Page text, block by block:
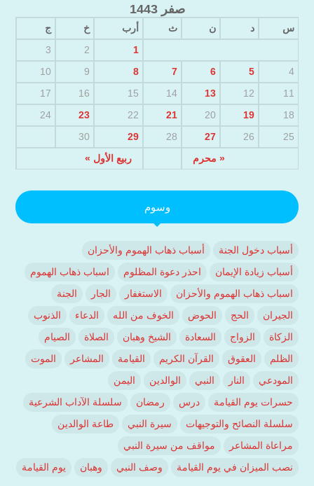
صفر 1443
س د ن ث أرب خ ج
« محرم ربيع الأول »
1
2
3
4
5
6
7
8
9
10
11
12
13
14
15
16
17
18
19
20
21
22
23
24
25
26
27
28
29
30
وسوم
أسباب دخول الجنة
أسباب ذهاب الهموم والأحزان
أسباب زيادة الإيمان
احذر دعوة المظلوم
اسباب ذهاب الهموم
اسباب ذهاب الهموم والأحزان
الاستغفار الجار
الجنة
الجيران
الحج الحوض الخوف من الله الدعاء
الذنوب
الزكاة
الزواج السعادة الشيخ وهبان الصلاة
الصيام
الظلم
العقوق القرآن الكريم القيامة المشاعر
الموت
المودعي
النار النبي الوالدين
اليمن
حسرات يوم القيامة
درس رمضان
سلسلة الآداب الشرعية
سلسلة النصائح والتوجيهات
سيرة النبي
طاعة الوالدين
مراعاة المشاعر
مواقف من سيرة النبي
نصب الميزان في يوم القيامة
وصف النبي وهبان يوم القيامة